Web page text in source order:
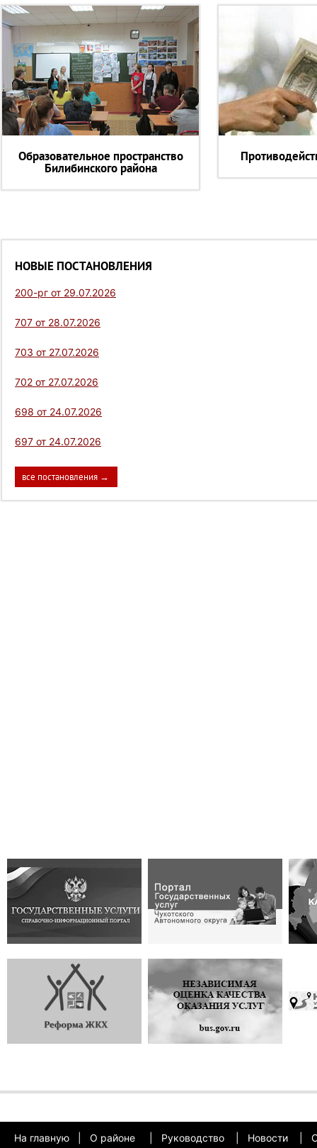
Образовательное пространство
Билибинского района
НОВЫЕ ПОСТАНОВЛЕНИЯ
200-рг от 29.07.2026
707 от 28.07.2026
703 от 27.07.2026
702 от 27.07.2026
698 от 24.07.2026
697 от 24.07.2026
все постановления →
На главную О районе Руководство Новости